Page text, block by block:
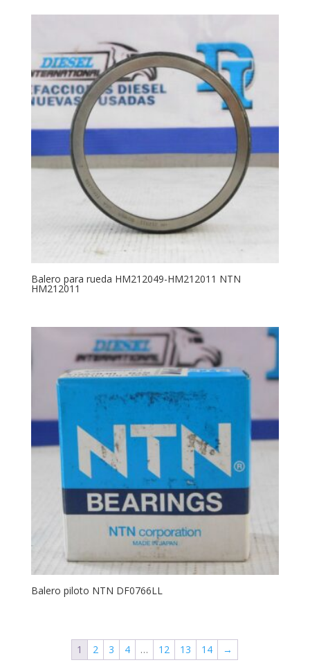
Balero para rueda HM212049-HM212011 NTN
HM212011
Balero piloto NTN DF0766LL
1 2 3 4 … 12 13 14
→